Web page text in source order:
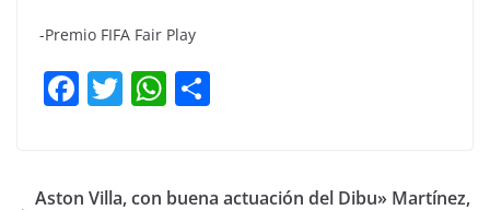
-Premio FIFA Fair Play
F
a
e
T
w
er
W
h
s p
Aston Villa, con buena actuación del Dibu» Martínez,